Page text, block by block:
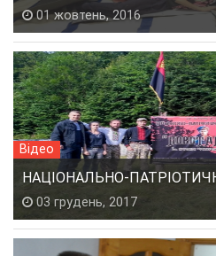
01 жовтень, 2016
Відео
НАЦІОНАЛЬНО-
03 грудень, 2017